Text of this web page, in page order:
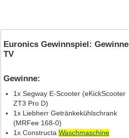
Euronics Gewinnspiel:
TV
Gewinne:
1x Segway E‑Scooter (eKickScooter
ZT3 Pro D)
1x Liebherr Getränkekühlschrank
(MRFee 168‑0)
1x Constructa Waschmaschine